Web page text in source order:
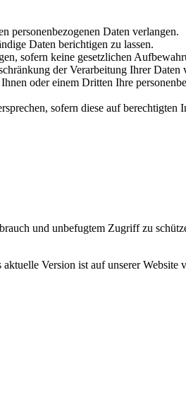
personenbezogenen Daten verlangen.
Daten berichtigen zu lassen.
sofern keine gesetzlichen
der Verarbeitung Ihrer Daten
oder einem Dritten Ihre
sofern diese auf berechtigten
und unbefugtem Zugriff zu
Version ist auf unserer Website